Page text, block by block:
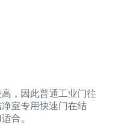
，因此普通工业门往
室专用快速门在结
合。